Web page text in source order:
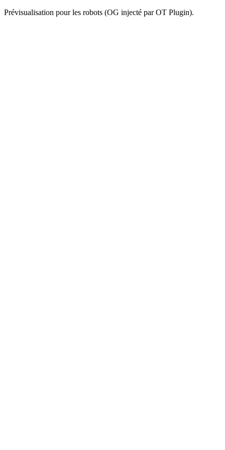
Prévisualisation pour les robots (OG injecté par OT Plugin).